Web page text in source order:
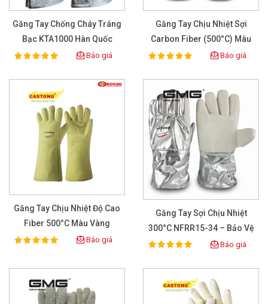
Găng Tay Chống Cháy Tráng
Bạc KTA1000 Hàn Quốc
Rating:
100% Báo giá
Găng Tay Chịu Nhiệt Sợi
Carbon Fiber (500°C) Màu
Xanh Lá
Rating:
100% Báo giá
Găng Tay Chịu Nhiệt Độ Cao
Fiber 500°C Màu Vàng
Rating:
100% Báo giá
Găng Tay Sợi Chịu Nhiệt
300°C NFRR15-34 – Bảo Vệ
Toàn Diện Trong Môi
Rating:
100% Báo giá